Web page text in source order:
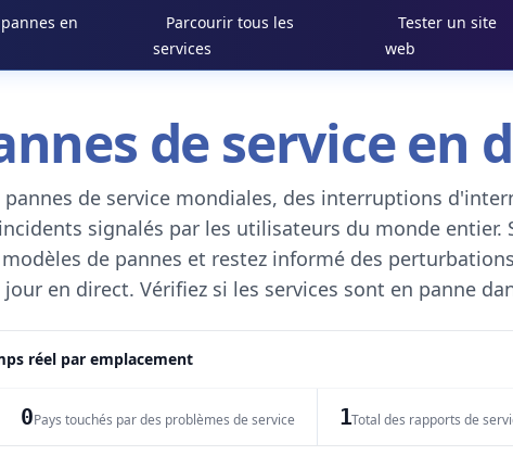
en
Parcourir tous les
services
Tester un site
web
de service en
de service mondiales, des interruptions
signalés par les utilisateurs du monde entier.
de pannes et restez informé des
en direct. Vérifiez si les services sont en panne
réel par emplacement
0Pays touchés par des problèmes de service 1Total des rapports de